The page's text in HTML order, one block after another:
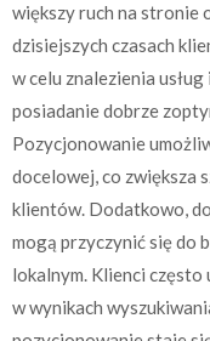
większy ruch na stronie
dzisiejszych czasach
w celu znalezienia
posiadanie dobrze
Pozycjonowanie
docelowej, co zwiększa
klientów. Dodatkowo,
mogą przyczynić się do
lokalnym. Klienci
w wynikach